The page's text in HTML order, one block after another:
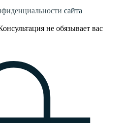
сайта
не обязывает вас